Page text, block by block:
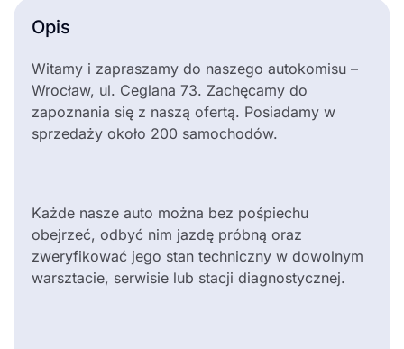
Opis
Witamy i zapraszamy do naszego autokomisu –
Wrocław, ul. Ceglana 73. Zachęcamy do
zapoznania się z naszą ofertą. Posiadamy w
sprzedaży około 200 samochodów.
Każde nasze auto można bez pośpiechu
obejrzeć, odbyć nim jazdę próbną oraz
zweryfikować jego stan techniczny w dowolnym
warsztacie, serwisie lub stacji diagnostycznej.